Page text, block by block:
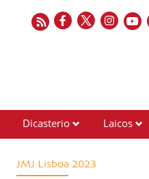
Dicasterio Laicos
JMJ Lisboa 2023